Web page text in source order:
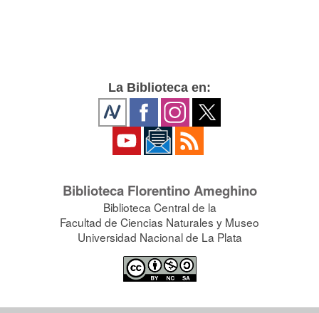
La Biblioteca en:
Biblioteca Florentino Ameghino
Biblioteca Central de la
Facultad de Ciencias Naturales y Museo
Universidad Nacional de La Plata